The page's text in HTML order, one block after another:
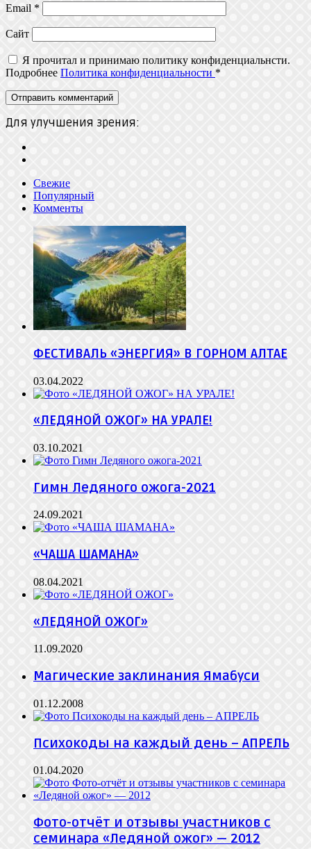
Email *
Сайт
Я прочитал и принимаю политику конфиденциальнсти.
Подробнее Политика конфиденциальности *
Для улучшения зрения:
Свежие
Популярный
Комменты
ФЕСТИВАЛЬ «ЭНЕРГИЯ» В ГОРНОМ АЛТАЕ
03.04.2022
«ЛЕДЯНОЙ ОЖОГ» НА УРАЛЕ!
03.10.2021
Гимн Ледяного ожога-2021
24.09.2021
«ЧАША ШАМАНА»
08.04.2021
«ЛЕДЯНОЙ ОЖОГ»
11.09.2020
Магические заклинания Ямабуси
01.12.2008
Психокоды на каждый день – АПРЕЛЬ
01.04.2020
Фото-отчёт и отзывы участников с
семинара «Ледяной ожог» — 2012